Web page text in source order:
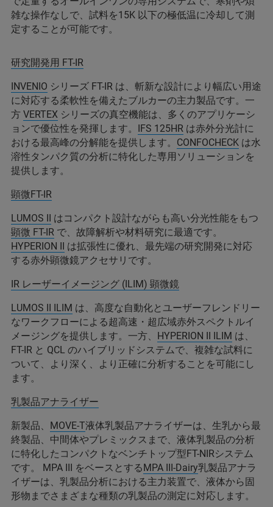
雑な操作なしで、試料を15K 以下の極低温に冷却して測
定することが可能です。
研究開発用 FT-IR
INVENIO シリーズ FT-IR は、斬新な設計により幅広い用途
に対応する柔軟性を備えたブルカーの主力製品です。一
方 VERTEX シリーズの真空機能は、多くのアプリケーシ
ョンで優位性を発揮します。 IFS 125HR は赤外分光計に
おける最高峰の分解能を提供します。 CONFOCHECK は水
溶性タンパク質の分析に特化した専用ソリューションを
提供します。
顕微FT-IR
LUMOS II はコンパクト設計ながらも高い分光性能をもつ
顕微 FT-IR で、故障解析や材料研究に最適です。
HYPERION II は拡張性に優れ、最先端の研究開発に対応
する赤外顕微鏡アクセサリです。
IR レーザーイメージング (ILIM) 顕微鏡
LUMOS II ILIM は、高度な自動化とユーザーフレンドリー
なワークフローによる超高速・超広域赤外スペクトルイ
メージングを提供します。一方、 HYPERION II ILIM は、
FT-IR と QCL のハイブリッドシステムで、複雑な試料に
ついて、より深く、より正確に分析することを可能にし
ます。
乳製品アナライザー
新製品、 MOVE-T液体乳製品アナライザーは、生乳から最
終製品、中間体やプレミックスまで、液体乳製品の分析
に特化したコンパクトなベンチトップ型FT-NIRシステム
です。 MPA III をベースとするMPA III-Dairy乳製品アナラ
イザーは、乳製品分析における主力装置で、液体から固
形物までさまざまな種類の乳製品の測定に対応します。